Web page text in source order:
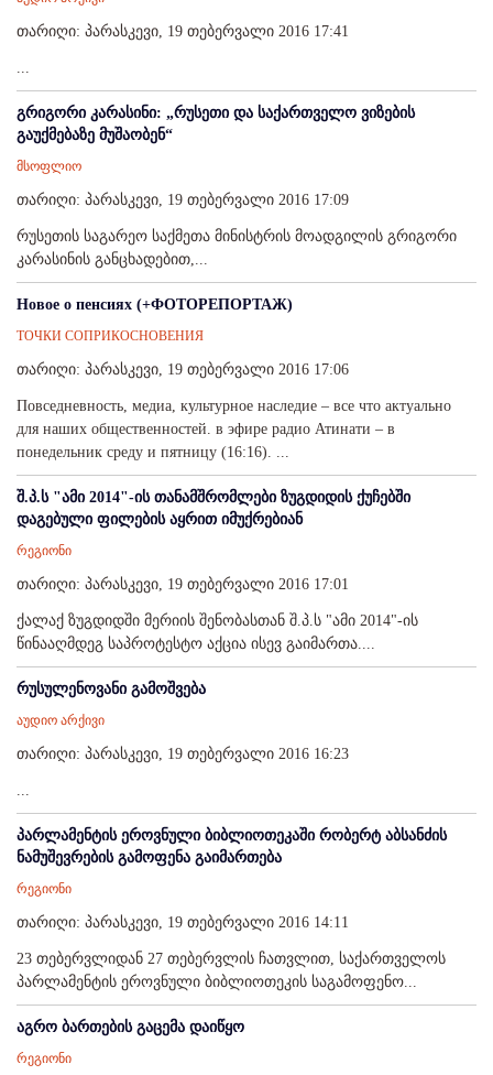
თარიღი: პარასკევი, 19 თებერვალი 2016 17:41
...
გრიგორი კარასინი: „რუსეთი და საქართველო ვიზების
გაუქმებაზე მუშაობენ“
მსოფლიო
თარიღი: პარასკევი, 19 თებერვალი 2016 17:09
რუსეთის საგარეო საქმეთა მინისტრის მოადგილის გრიგორი
კარასინის განცხადებით,...
Новое о пенсиях (+ФОТОРЕПОРТАЖ)
ТОЧКИ СОПРИКОСНОВЕНИЯ
თარიღი: პარასკევი, 19 თებერვალი 2016 17:06
Повседневность, медиа, культурное наследие – все что актуально
для наших общественностей. в эфире радио Атинати – в
понедельник среду и пятницу (16:16). ...
შ.პ.ს "ამი 2014"-ის თანამშრომლები ზუგდიდის ქუჩებში
დაგებული ფილების აყრით იმუქრებიან
რეგიონი
თარიღი: პარასკევი, 19 თებერვალი 2016 17:01
ქალაქ ზუგდიდში მერიის შენობასთან შ.პ.ს "ამი 2014"-ის
წინააღმდეგ საპროტესტო აქცია ისევ გაიმართა....
რუსულენოვანი გამოშვება
აუდიო არქივი
თარიღი: პარასკევი, 19 თებერვალი 2016 16:23
...
პარლამენტის ეროვნული ბიბლიოთეკაში რობერტ აბსანძის
ნამუშევრების გამოფენა გაიმართება
რეგიონი
თარიღი: პარასკევი, 19 თებერვალი 2016 14:11
23 თებერვლიდან 27 თებერვლის ჩათვლით, საქართველოს
პარლამენტის ეროვნული ბიბლიოთეკის საგამოფენო...
აგრო ბართების გაცემა დაიწყო
რეგიონი